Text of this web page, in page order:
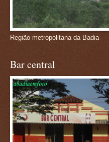
Região metropolitana da Badia
Bar central